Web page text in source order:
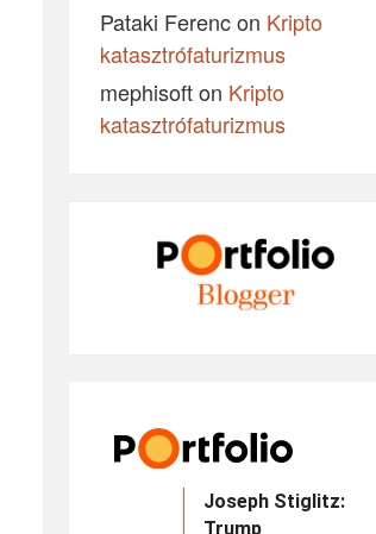
Pataki Ferencon Kripto
katasztrófaturizmus
mephisofton Kripto
katasztrófaturizmus
Joseph Stiglitz:
Trump